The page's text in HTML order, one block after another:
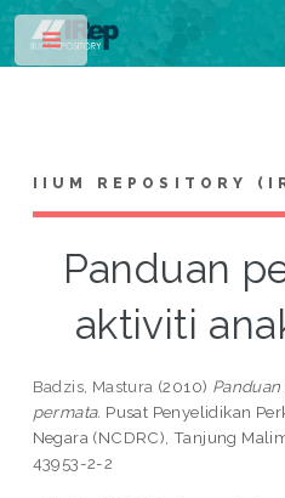
IIUM REPOSITORY
Panduan
aktiviti
Badzis, Mastura (2010)
permata. Pusat Penyelidikan
Negara (NCDRC), Tanjung
43953-2-2
Toggle